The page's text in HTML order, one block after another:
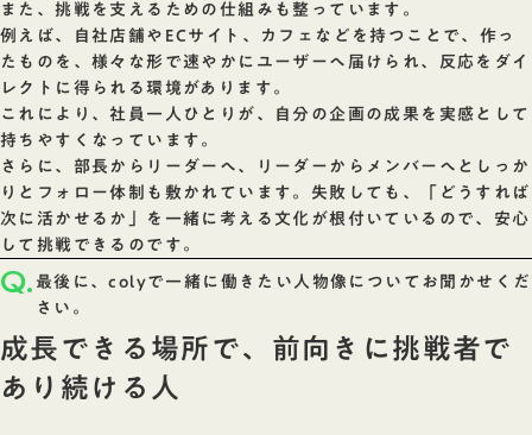
また、挑戦を支えるための仕組みも整っています。
例えば、自社店舗やECサイト、カフェなどを持つことで、作っ
たものを、様々な形で速やかにユーザーへ届けられ、反応をダイ
レクトに得られる環境があります。
これにより、社員一人ひとりが、自分の企画の成果を実感として
持ちやすくなっています。
さらに、部長からリーダーへ、リーダーからメンバーへとしっか
りとフォロー体制も敷かれています。失敗しても、「どうすれば
次に活かせるか」を一緒に考える文化が根付いているので、安心
して挑戦できるのです。
Q. 最後に、colyで一緒に働きたい人物像についてお聞かせくだ
さい。
成長できる場所で、前向きに挑戦者で
あり続ける人